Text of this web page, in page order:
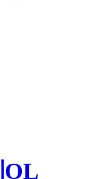
OL